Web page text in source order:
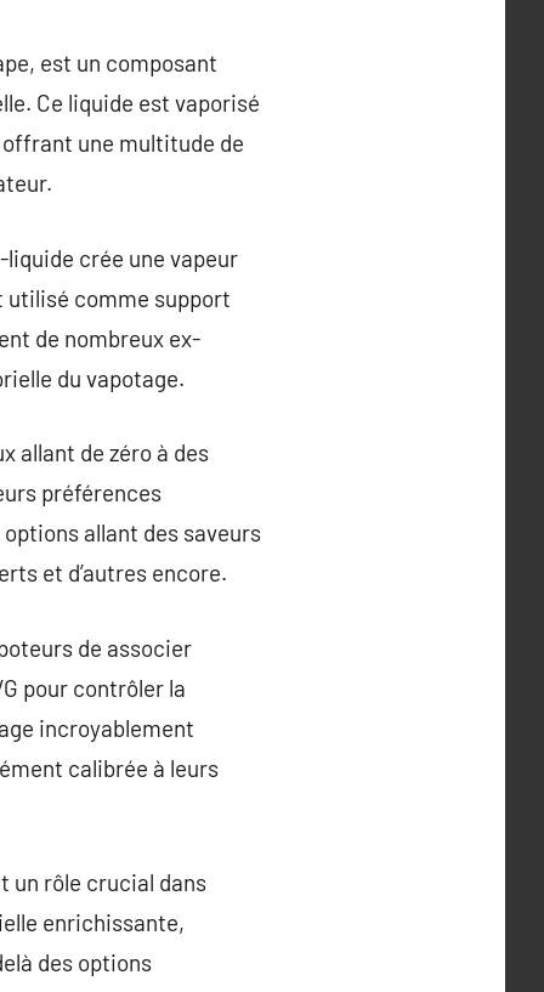
est un composant
Ce liquide est vaporisé
une multitude de
liquide crée une vapeur
utilisé comme support
de nombreux ex-
du vapotage.
allant de zéro à des
préférences
allant des saveurs
et d’autres encore.
de associer
pour contrôler la
incroyablement
calibrée à leurs
un rôle crucial dans
enrichissante,
des options